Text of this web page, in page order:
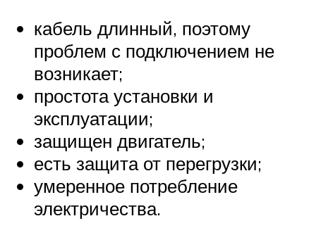
кабель длинный, поэтому
проблем с подключением не
возникает;
простота установки и
эксплуатации;
защищен двигатель;
есть защита от перегрузки;
умеренное потребление
электричества.